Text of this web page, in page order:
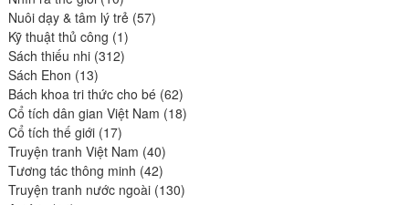
produits
Nuôi dạy & tâm lý trẻ 5757
Kỹ thuật thủ công 11
produit
Sách thiếu nhi 312312
Sách Ehon 1313
produits
Bách khoa tri thức cho bé 6262
produits
Cổ tích dân gian Việt Nam 1818
Cổ tích thế giới 1717
produits
Truyện tranh Việt Nam 4040
produits
Tương tác thông minh 4242
produits
Truyện tranh nước ngoài 130130